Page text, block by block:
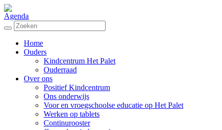
Agenda
Home
Ouders
Kindcentrum Het Palet
Ouderraad
Over ons
Positief Kindcentrum
Ons onderwijs
Voor en vroegschoolse educatie op Het Palet
Werken op tablets
Continurooster